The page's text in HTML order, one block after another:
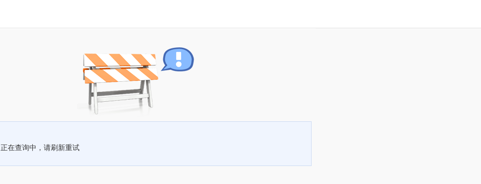
正在查询中，请刷新重试